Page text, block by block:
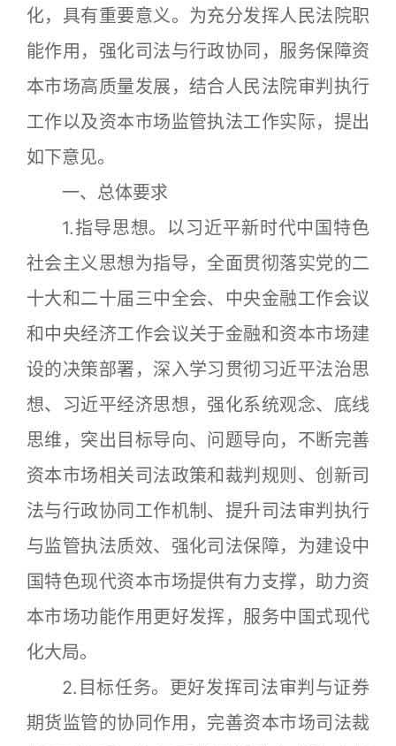
化，具有重要意义。为充分发挥人民法院职
能作用，强化司法与行政协同，服务保障资
本市场高质量发展，结合人民法院审判执行
工作以及资本市场监管执法工作实际，提出
如下意见。
一、总体要求
1.指导思想。以习近平新时代中国特色
社会主义思想为指导，全面贯彻落实党的二
十大和二十届三中全会、中央金融工作会议
和中央经济工作会议关于金融和资本市场建
设的决策部署，深入学习贯彻习近平法治思
想、习近平经济思想，强化系统观念、底线
思维，突出目标导向、问题导向，不断完善
资本市场相关司法政策和裁判规则、创新司
法与行政协同工作机制、提升司法审判执行
与监管执法质效、强化司法保障，为建设中
国特色现代资本市场提供有力支撑，助力资
本市场功能作用更好发挥，服务中国式现代
化大局。
2.目标任务。更好发挥司法审判与证券
期货监管的协同作用，完善资本市场司法裁